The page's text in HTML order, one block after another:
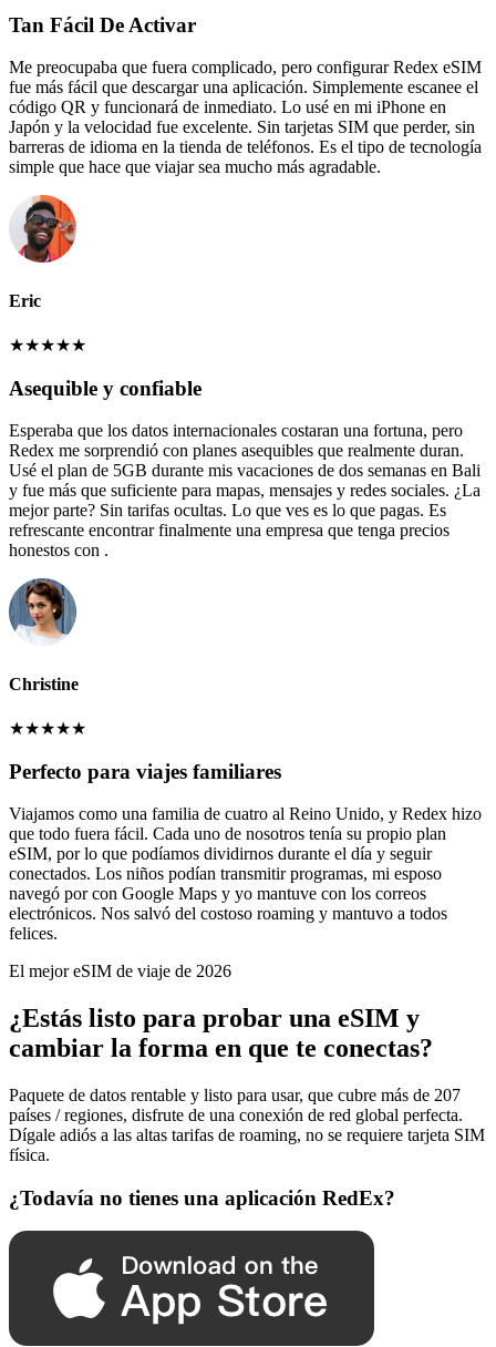
Tan Fácil De Activar
Me preocupaba que fuera complicado, pero configurar Redex eSIM
fue más fácil que descargar una aplicación. Simplemente escanee el
código QR y funcionará de inmediato. Lo usé en mi iPhone en
Japón y la velocidad fue excelente. Sin tarjetas SIM que perder, sin
barreras de idioma en la tienda de teléfonos. Es el tipo de tecnología
simple que hace que viajar sea mucho más agradable.
Eric
★★★★★
Asequible y confiable
Esperaba que los datos internacionales costaran una fortuna, pero
Redex me sorprendió con planes asequibles que realmente duran.
Usé el plan de 5GB durante mis vacaciones de dos semanas en Bali
y fue más que suficiente para mapas, mensajes y redes sociales. ¿La
mejor parte? Sin tarifas ocultas. Lo que ves es lo que pagas. Es
refrescante encontrar finalmente una empresa que tenga precios
honestos con .
Christine
★★★★★
Perfecto para viajes familiares
Viajamos como una familia de cuatro al Reino Unido, y Redex hizo
que todo fuera fácil. Cada uno de nosotros tenía su propio plan
eSIM, por lo que podíamos dividirnos durante el día y seguir
conectados. Los niños podían transmitir programas, mi esposo
navegó por con Google Maps y yo mantuve con los correos
electrónicos. Nos salvó del costoso roaming y mantuvo a todos
felices.
El mejor eSIM de viaje de 2026
¿Estás listo para probar una eSIM y
cambiar la forma en que te conectas?
Paquete de datos rentable y listo para usar, que cubre más de 207
países / regiones, disfrute de una conexión de red global perfecta.
Dígale adiós a las altas tarifas de roaming, no se requiere tarjeta SIM
física.
¿Todavía no tienes una aplicación RedEx?